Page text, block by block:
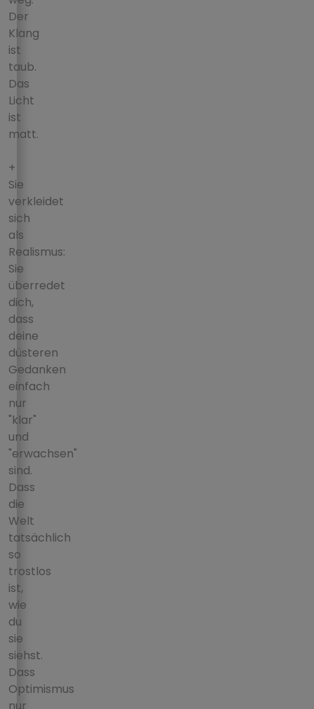
Der
Klang
ist
taub.
Das
Licht
ist
matt.
+
Sie
verkleidet
sich
als
Realismus:
Sie
überredet
dich,
dass
deine
düsteren
Gedanken
einfach
nur
"klar"
und
"erwachsen"
sind.
Dass
die
Welt
tatsächlich
so
trostlos
ist,
wie
du
sie
siehst.
Dass
Optimismus